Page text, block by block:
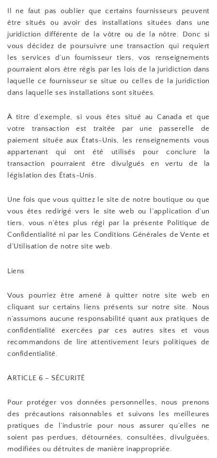
Il ne faut pas oublier que certains fournisseurs peuvent
être situés ou avoir des installations situées dans une
juridiction différente de la vôtre ou de la nôtre. Donc si
vous décidez de poursuivre une transaction qui requiert
les services d’un fournisseur tiers, vos renseignements
pourraient alors être régis par les lois de la juridiction dans
laquelle ce fournisseur se situe ou celles de la juridiction
dans laquelle ses installations sont situées.
À titre d’exemple, si vous êtes situé au Canada et que
votre transaction est traitée par une passerelle de
paiement située aux États-Unis, les renseignements vous
appartenant qui ont été utilisés pour conclure la
transaction pourraient être divulgués en vertu de la
législation des États-Unis.
Une fois que vous quittez le site de notre boutique ou que
vous êtes redirigé vers le site web ou l’application d’un
tiers, vous n’êtes plus régi par la présente Politique de
Confidentialité ni par les Conditions Générales de Vente et
d’Utilisation de notre site web.
Liens
Vous pourriez être amené à quitter notre site web en
cliquant sur certains liens présents sur notre site. Nous
n’assumons aucune responsabilité quant aux pratiques de
confidentialité exercées par ces autres sites et vous
recommandons de lire attentivement leurs politiques de
confidentialité.
ARTICLE 6 – SÉCURITÉ
Pour protéger vos données personnelles, nous prenons
des précautions raisonnables et suivons les meilleures
pratiques de l’industrie pour nous assurer qu’elles ne
soient pas perdues, détournées, consultées, divulguées,
modifiées ou détruites de manière inappropriée.